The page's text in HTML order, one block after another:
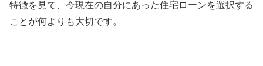
特徴を見て、今現在の自分にあった住宅ローンを選択する
ことが何よりも大切です。